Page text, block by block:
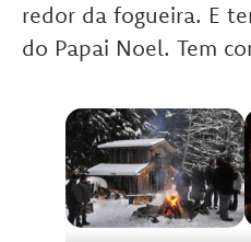
redor da fogueira. E
do Papai Noel. Tem